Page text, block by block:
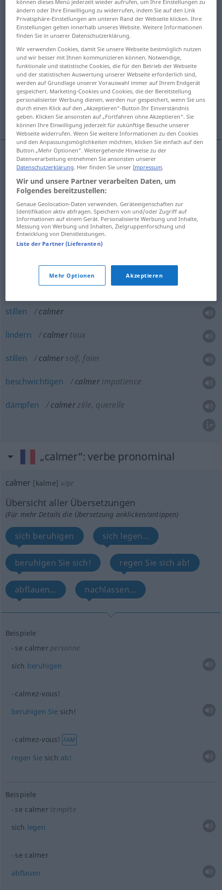
Übersicht aller Übersetzungen
(Für mehr Details die Übersetzung anklicken/antippen)
beruhigen, besänftigen, beschwichtigen
mildern, lindern, stillen, lindern, stillen,
beschwichtigen
dämpfen
beruhigen calmerpersonne
besänftigen calmer
beschwichtigen calmer
calmerdouleur
calmer
stillen calmer
lindern calmer toux
stillen calmer soif, faim
beschwichtigen calmer impatience
dämpfen calmerzèle, querelle
„calmer“: verbe pronominal
calmer [kalme] v/pr
Übersicht aller Übersetzungen
(Für mehr Details die Übersetzung anklicken/antippen)
sich beruhigen sich legen...
beruhigen Sie sich! regen Sie sich ab!
abflauen... nachlassen...
Beispiele
se calmer personne
sich beruhigen
calmez-vous!
beruhigen Sie sich!
calmez-vous! FAM
regen Sie sich ab!
Beispiele
se calmer tempête
sich legen
se calmer
abflauen
können dieses Menü jederzeit wieder aufrufen, um Ihre Einstellungen zu
ändern oder Ihre Einwilligung zu widerrufen, indem Sie auf den Link
Privatsphäre-Einstellungen am unteren Rand der Webseite klicken. Ihre
Einstellungen gelten innerhalb unseres Website. Weitere Informationen
finden Sie in unserer Datenschutzerklärung.
Wir verwenden Cookies, damit Sie unsere Webseite bestmöglich nutzen
und wir besser mit Ihnen kommunizieren können. Notwendige,
funktionale und statistische Cookies, die für den Betrieb der Webseite
und der statistischen Auswertung unserer Webseite erforderlich sind,
werden auf Grundlage unserer Vorauswahl immer auf Ihrem Endgerät
gespeichert. Marketing-Cookies und Cookies, die der Bereitstellung
personalisierter Werbung dienen, werden nur gespeichert, wenn Sie uns
durch einen Klick auf den „Akzeptieren“-Button Ihr Einverständnis
geben. Klicken Sie ansonsten auf „Fortfahren ohne Akzeptieren“. Sie
können Ihre Einwilligung jederzeit für zukünftige Besuche unserer
Webseite widerrufen. Wenn Sie weitere Informationen zu den Cookies
und den Anpassungsmöglichkeiten möchten, klicken Sie einfach auf den
Button „Mehr Optionen“. Weitergehende Hinweise zu der
Datenverarbeitung entnehmen Sie ansonsten unserer
Datenschutzerklärung. Hier finden Sie unserImpressum.
Wir und unsere Partner verarbeiten Daten, um
Folgendes bereitzustellen:
Genaue Geolocation-Daten verwenden. Geräteeigenschaften zur
Identifikation aktiv abfragen. Speichern von und/oder Zugriff auf
Informationen auf einem Gerät. Personalisierte Werbung und Inhalte,
Messung von Werbung und Inhalten, Zielgruppenforschung und
Entwicklung von Dienstleistungen.
Liste der Partner (Lieferanten)
Mehr Optionen Akzeptieren